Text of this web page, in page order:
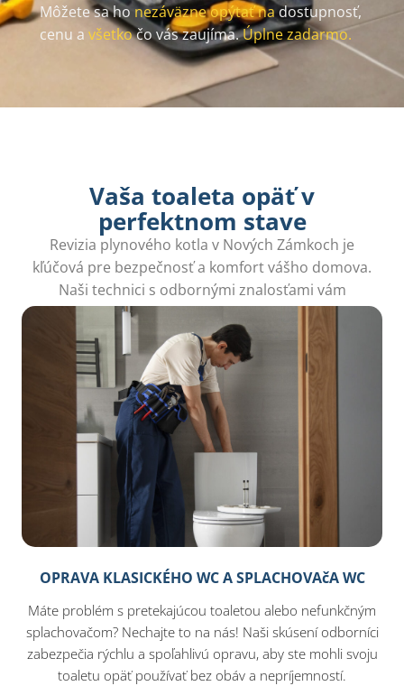
Môžete sa ho nezáväzne opýtať nadostupnosť,
cenu a všetkočo vás zaujíma.Úplne zadarmo.
Vaša toaleta opäť v
perfektnom stave
Revizia plynového kotla v Nových Zámkoch je
kľúčová pre bezpečnosť a komfort vášho domova.
Naši technici s odbornými znalosťami vám
poskytnú rýchlu a presnú kontrolu bez stresu.
OPRAVA KLASICKÉHO WC A SPLACHOVAčA WC
Máte problém s pretekajúcou toaletou alebo nefunkčným
splachovačom? Nechajte to na nás! Naši skúsení odborníci
zabezpečia rýchlu a spoľahlivú opravu, aby ste mohli svoju
toaletu opäť používať bez obáv a nepríjemností.